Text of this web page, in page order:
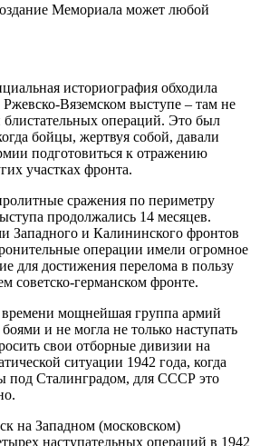
Мемориала может любой
историография обходила
Вяземском выступе – там не
операций. Это был
бойцы, жертвуя собой, давали
подготовиться к отражению
участках фронта.
сражения по периметру
продолжались 14 месяцев.
Западного и Калининского фронтов
операции имели огромное
для достижения перелома в пользу
советско-германском фронте.
времени мощнейшая группа армий
и не могла не только наступать
свои отборные дивизии на
ситуации 1942 года, когда
под Сталинградом, для СССР это
на Западном (московском)
наступательных операций в 1942